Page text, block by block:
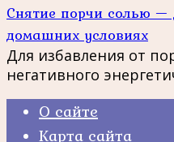
Снятие порчи солью —
домашних условиях
Для избавления от
негативного
О сайте
Карта сайта